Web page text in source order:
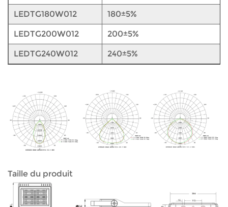
LEDTG180W012 180±5%
LEDTG200W012 200±5%
LEDTG240W012 240±5%
Taille du produit